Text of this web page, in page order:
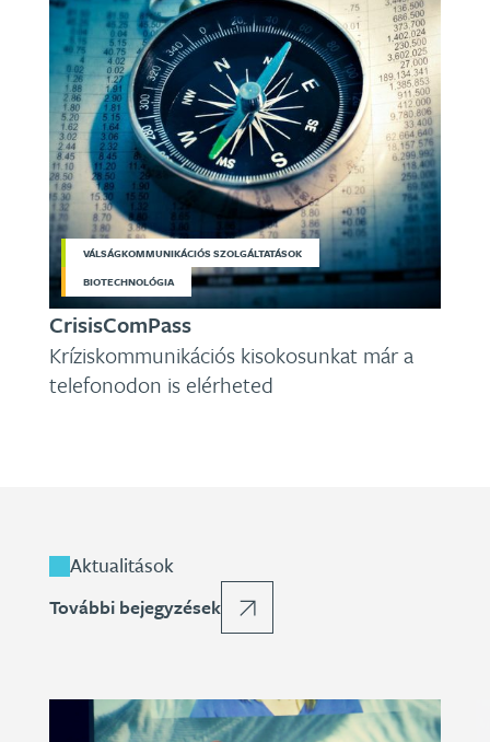
VÁLSÁGKOMMUNIKÁCIÓS SZOLGÁLTATÁSOK
BIOTECHNOLÓGIA
CrisisComPass
Kríziskommunikációs kisokosunkat már a
telefonodon is elérheted
Aktualitások
További bejegyzések